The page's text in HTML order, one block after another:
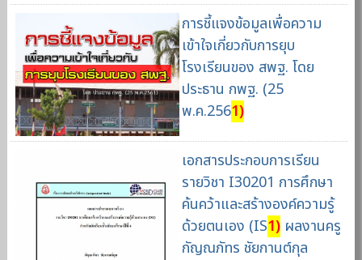
การชี้แจงข้อมูลเพื่อความ
เข้าใจเกี่ยวกับการยุบ
โรงเรียนของ สพฐ. โดย
ประธาน กพฐ. (25
พ.ค.2561)
เอกสารประกอบการเรียน
รายวิชา I30201 การศึกษา
ค้นคว้าและสร้างองค์ความรู้
ด้วยตนเอง (IS1)ผลงานครู
กัญณภัทร ชัยกานต์กุล